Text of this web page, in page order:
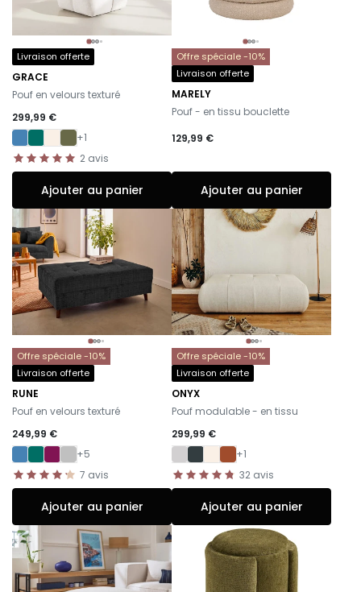
Livraison offerte
GRACE
-
Pouf en velours texturé
299,99 €
+1
2 avis
Ajouter au panier
Offre spéciale -10%
Livraison offerte
MARELY
-
Pouf - en tissu bouclette
129,99 €
Ajouter au panier
Offre spéciale -10%
Livraison offerte
RUNE
-
Pouf en velours texturé
249,99 €
+5
7 avis
Ajouter au panier
Offre spéciale -10%
Livraison offerte
ONYX
-
Pouf modulable - en tissu
299,99 €
+1
32 avis
Ajouter au panier